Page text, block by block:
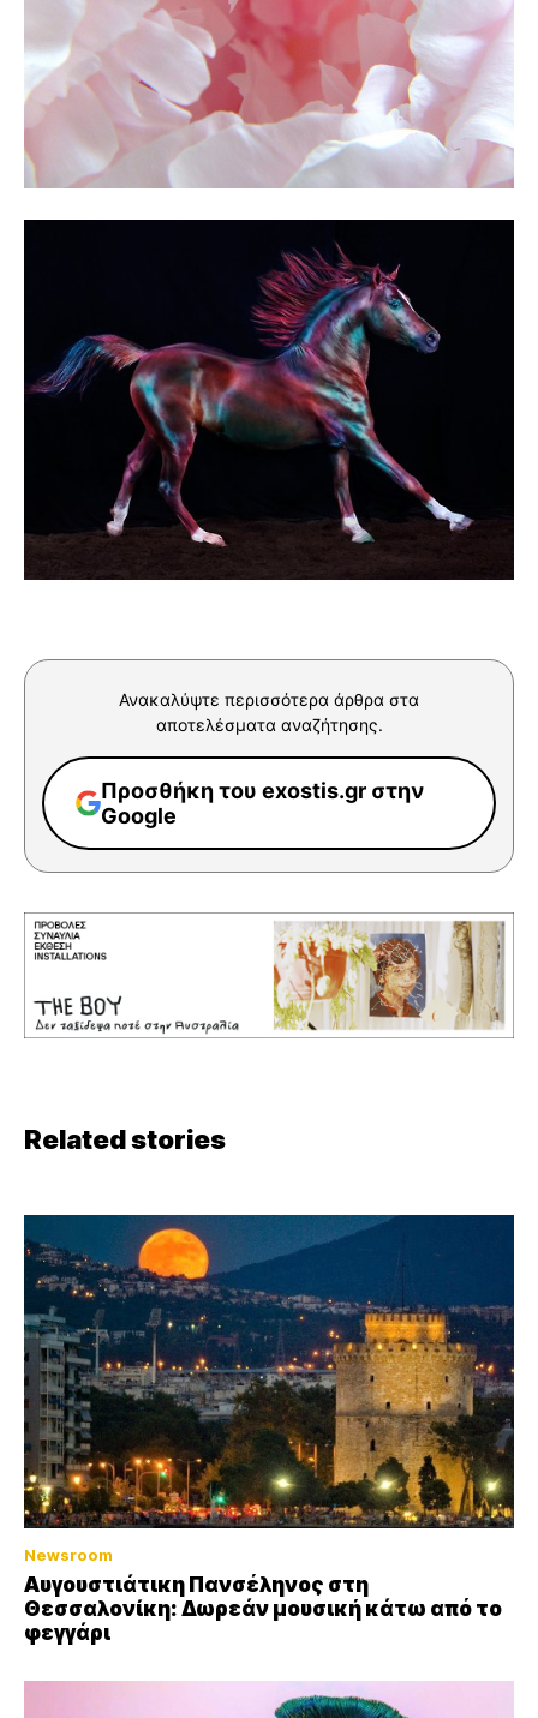
Ανακαλύψτε περισσότερα άρθρα στα
αποτελέσματα αναζήτησης.
Προσθήκη του exostis.gr στην
Google
Related stories
Newsroom
Αυγουστιάτικη Πανσέληνος στη
Θεσσαλονίκη: Δωρεάν μουσική κάτω από το
φεγγάρι